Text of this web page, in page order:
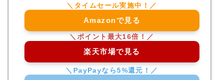
Amazonで見る
楽天市場で見る